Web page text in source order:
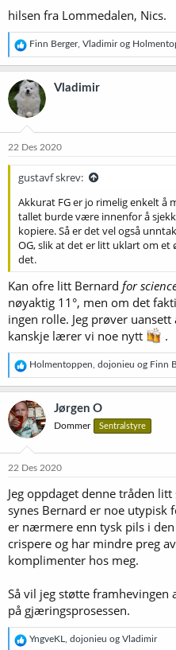
hilsen fra Lommedalen, Nics.
R
e
a
k
s
o
e
Finn Berger, Vladimirog
Vladimir
22 Des 2020
gustavf skrev:
Akkurat FG er jo rimelig enkelt å
tallet burde være innenfor å
kopiere. Så er det vel også
OG, slik at det er litt uklart om et
det.
Kan ofre litt Bernard for
nøyaktig 11°, men om det
ingen rolle. Jeg prøver
kanskje lærer vi noe nytt
.
R
e
a
k
s
j
o
e
:
Holmentoppen dojonieu og Finn
Jørgen O
Dommer Sentralstyre
22 Des 2020
Jeg oppdaget denne tråden
synes Bernard er noe utypisk
er nærmere enn tysk pils i
crispere og har mindre preg
komplimenter hos meg.
Så vil jeg støtte
på gjæringsprosessen.
R
YngveKL dojonieu og Vladimir